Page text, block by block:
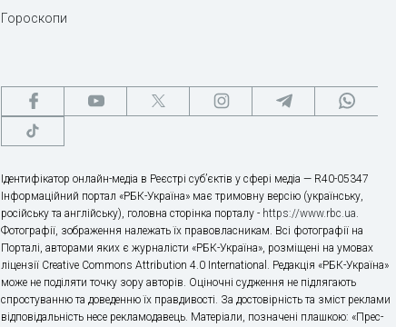
Гороскопи
Ідентифікатор онлайн-медіа в Реєстрі суб’єктів у сфері медіа — R40-05347
Інформаційний портал «РБК-Україна» має тримовну версію (українську,
російську та англійську), головна сторінка порталу - https://www.rbc.ua.
Фотографії, зображення належать їх правовласникам. Всі фотографії на
Порталі, авторами яких є журналісти «РБК-Україна», розміщені на умовах
ліцензії Creative Commons Attribution 4.0 International. Редакція «РБК-Україна»
може не поділяти точку зору авторів. Оціночні судження не підлягають
спростуванню та доведенню їх правдивості. За достовірність та зміст реклами
відповідальність несе рекламодавець. Матеріали, позначені плашкою: «Прес-